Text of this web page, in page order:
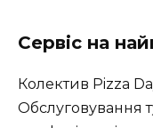
Сервіс на
Колектив Pizza
Обслуговування